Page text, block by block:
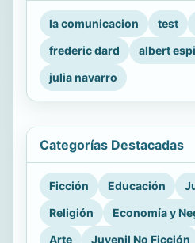
la comunicacion test
frederic dard
albert
julia navarro
Categorías Destacadas
Ficción Educación
Religión
Economía y
Arte
Juvenil No Ficción